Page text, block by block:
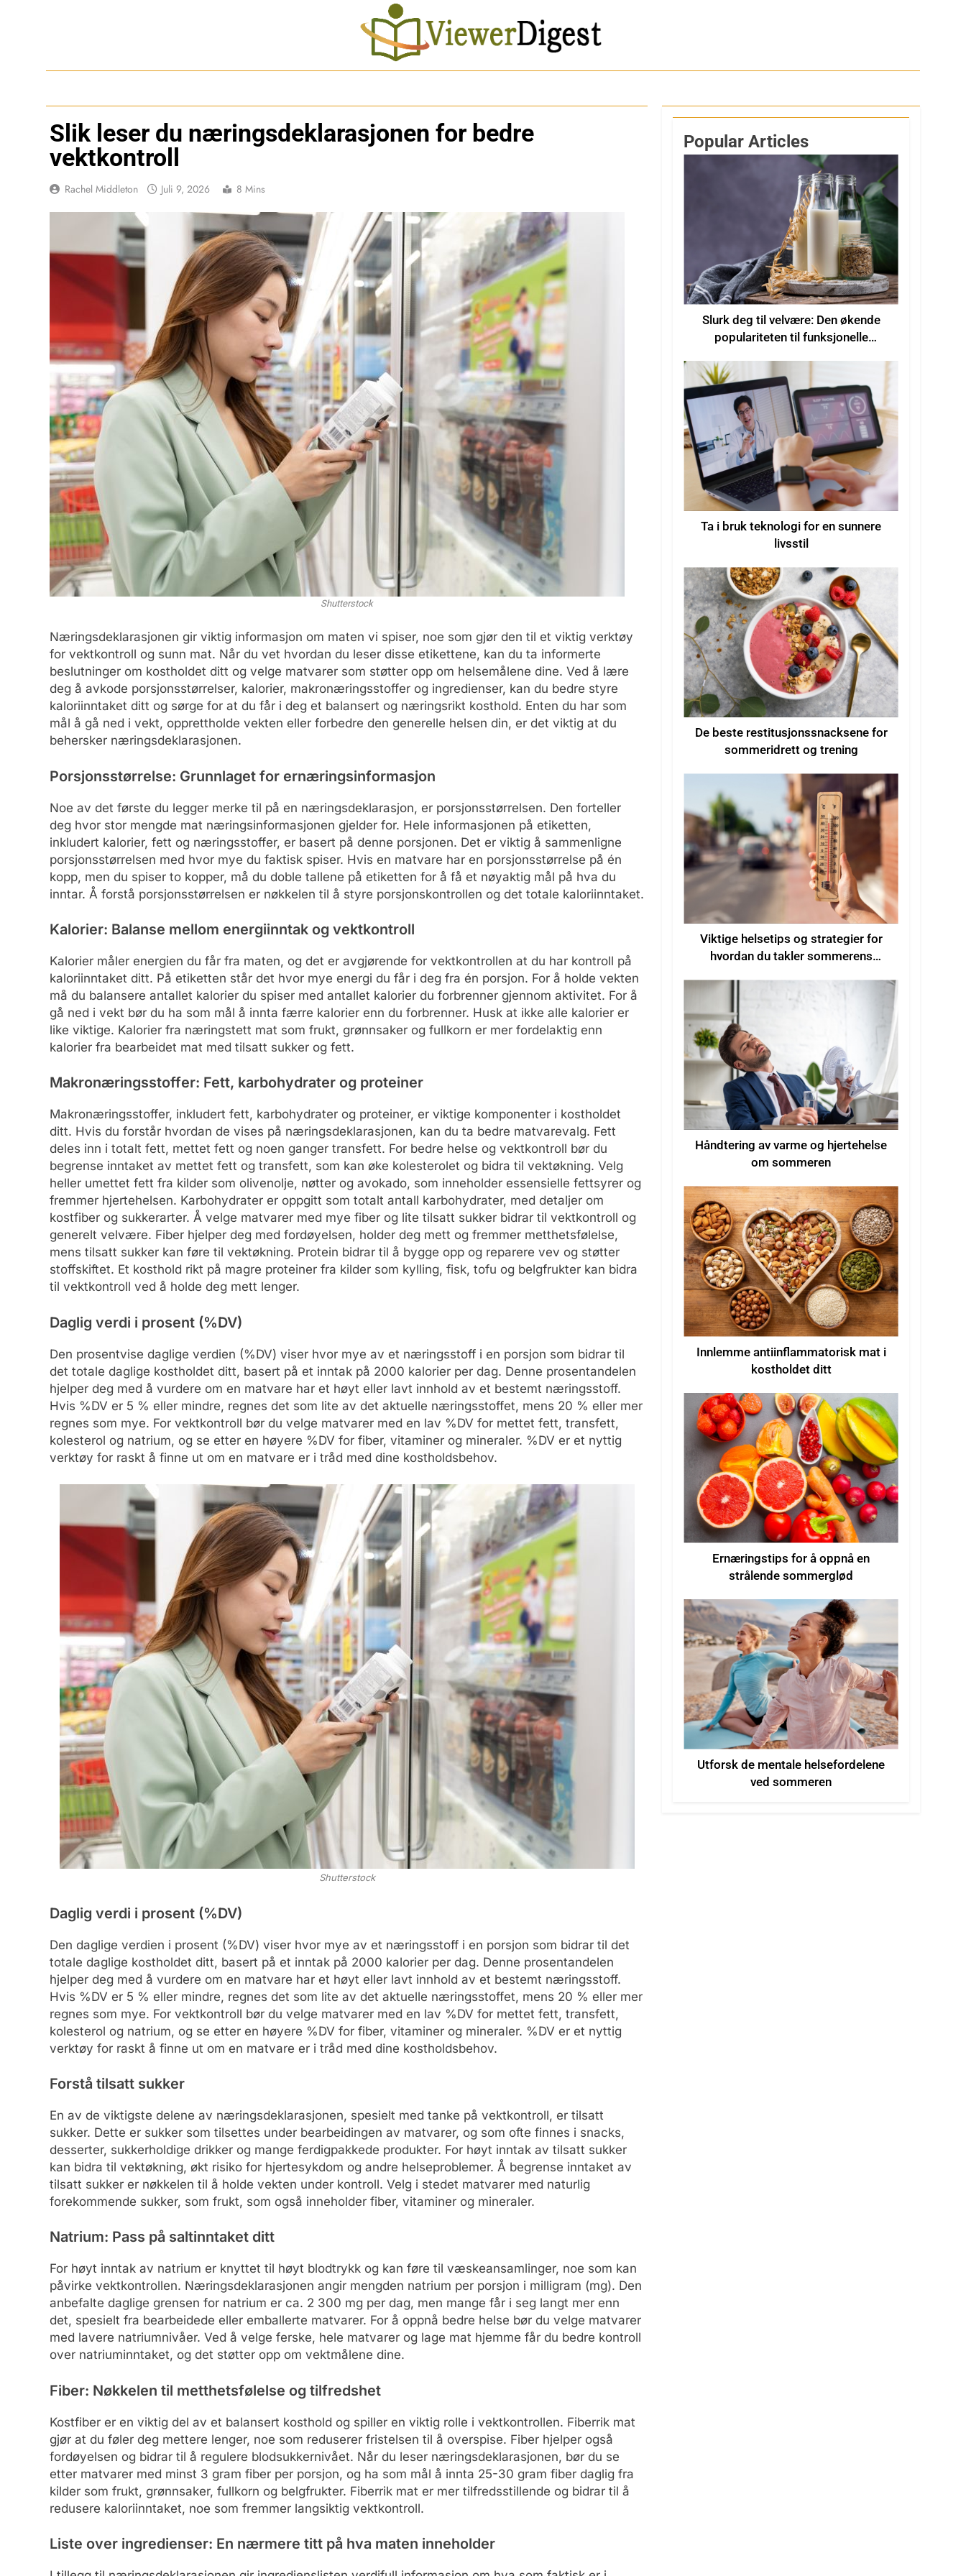
Slik leser du næringsdeklarasjonen for bedre
vektkontroll
Rachel Middleton Juli 9, 2026 8 Mins
Shutterstock
Næringsdeklarasjonen gir viktig informasjon om maten vi spiser, noe som gjør den til et viktig verktøy
for vektkontroll og sunn mat. Når du vet hvordan du leser disse etikettene, kan du ta informerte
beslutninger om kostholdet ditt og velge matvarer som støtter opp om helsemålene dine. Ved å lære
deg å avkode porsjonsstørrelser, kalorier, makronæringsstoffer og ingredienser, kan du bedre styre
kaloriinntaket ditt og sørge for at du får i deg et balansert og næringsrikt kosthold. Enten du har som
mål å gå ned i vekt, opprettholde vekten eller forbedre den generelle helsen din, er det viktig at du
behersker næringsdeklarasjonen.
Porsjonsstørrelse: Grunnlaget for ernæringsinformasjon
Noe av det første du legger merke til på en næringsdeklarasjon, er porsjonsstørrelsen. Den forteller
deg hvor stor mengde mat næringsinformasjonen gjelder for. Hele informasjonen på etiketten,
inkludert kalorier, fett og næringsstoffer, er basert på denne porsjonen. Det er viktig å sammenligne
porsjonsstørrelsen med hvor mye du faktisk spiser. Hvis en matvare har en porsjonsstørrelse på én
kopp, men du spiser to kopper, må du doble tallene på etiketten for å få et nøyaktig mål på hva du
inntar. Å forstå porsjonsstørrelsen er nøkkelen til å styre porsjonskontrollen og det totale kaloriinntaket.
Kalorier: Balanse mellom energiinntak og vektkontroll
Kalorier måler energien du får fra maten, og det er avgjørende for vektkontrollen at du har kontroll på
kaloriinntaket ditt. På etiketten står det hvor mye energi du får i deg fra én porsjon. For å holde vekten
må du balansere antallet kalorier du spiser med antallet kalorier du forbrenner gjennom aktivitet. For å
gå ned i vekt bør du ha som mål å innta færre kalorier enn du forbrenner. Husk at ikke alle kalorier er
like viktige. Kalorier fra næringstett mat som frukt, grønnsaker og fullkorn er mer fordelaktig enn
kalorier fra bearbeidet mat med tilsatt sukker og fett.
Makronæringsstoffer: Fett, karbohydrater og proteiner
Makronæringsstoffer, inkludert fett, karbohydrater og proteiner, er viktige komponenter i kostholdet
ditt. Hvis du forstår hvordan de vises på næringsdeklarasjonen, kan du ta bedre matvarevalg. Fett
deles inn i totalt fett, mettet fett og noen ganger transfett. For bedre helse og vektkontroll bør du
begrense inntaket av mettet fett og transfett, som kan øke kolesterolet og bidra til vektøkning. Velg
heller umettet fett fra kilder som olivenolje, nøtter og avokado, som inneholder essensielle fettsyrer og
fremmer hjertehelsen. Karbohydrater er oppgitt som totalt antall karbohydrater, med detaljer om
kostfiber og sukkerarter. Å velge matvarer med mye fiber og lite tilsatt sukker bidrar til vektkontroll og
generelt velvære. Fiber hjelper deg med fordøyelsen, holder deg mett og fremmer metthetsfølelse,
mens tilsatt sukker kan føre til vektøkning. Protein bidrar til å bygge opp og reparere vev og støtter
stoffskiftet. Et kosthold rikt på magre proteiner fra kilder som kylling, fisk, tofu og belgfrukter kan bidra
til vektkontroll ved å holde deg mett lenger.
Daglig verdi i prosent (%DV)
Den prosentvise daglige verdien (%DV) viser hvor mye av et næringsstoff i en porsjon som bidrar til
det totale daglige kostholdet ditt, basert på et inntak på 2000 kalorier per dag. Denne prosentandelen
hjelper deg med å vurdere om en matvare har et høyt eller lavt innhold av et bestemt næringsstoff.
Hvis %DV er 5 % eller mindre, regnes det som lite av det aktuelle næringsstoffet, mens 20 % eller mer
regnes som mye. For vektkontroll bør du velge matvarer med en lav %DV for mettet fett, transfett,
kolesterol og natrium, og se etter en høyere %DV for fiber, vitaminer og mineraler. %DV er et nyttig
verktøy for raskt å finne ut om en matvare er i tråd med dine kostholdsbehov.
Shutterstock
Daglig verdi i prosent (%DV)
Den daglige verdien i prosent (%DV) viser hvor mye av et næringsstoff i en porsjon som bidrar til det
totale daglige kostholdet ditt, basert på et inntak på 2000 kalorier per dag. Denne prosentandelen
hjelper deg med å vurdere om en matvare har et høyt eller lavt innhold av et bestemt næringsstoff.
Hvis %DV er 5 % eller mindre, regnes det som lite av det aktuelle næringsstoffet, mens 20 % eller mer
regnes som mye. For vektkontroll bør du velge matvarer med en lav %DV for mettet fett, transfett,
kolesterol og natrium, og se etter en høyere %DV for fiber, vitaminer og mineraler. %DV er et nyttig
verktøy for raskt å finne ut om en matvare er i tråd med dine kostholdsbehov.
Forstå tilsatt sukker
En av de viktigste delene av næringsdeklarasjonen, spesielt med tanke på vektkontroll, er tilsatt
sukker. Dette er sukker som tilsettes under bearbeidingen av matvarer, og som ofte finnes i snacks,
desserter, sukkerholdige drikker og mange ferdigpakkede produkter. For høyt inntak av tilsatt sukker
kan bidra til vektøkning, økt risiko for hjertesykdom og andre helseproblemer. Å begrense inntaket av
tilsatt sukker er nøkkelen til å holde vekten under kontroll. Velg i stedet matvarer med naturlig
forekommende sukker, som frukt, som også inneholder fiber, vitaminer og mineraler.
Natrium: Pass på saltinntaket ditt
For høyt inntak av natrium er knyttet til høyt blodtrykk og kan føre til væskeansamlinger, noe som kan
påvirke vektkontrollen. Næringsdeklarasjonen angir mengden natrium per porsjon i milligram (mg). Den
anbefalte daglige grensen for natrium er ca. 2 300 mg per dag, men mange får i seg langt mer enn
det, spesielt fra bearbeidede eller emballerte matvarer. For å oppnå bedre helse bør du velge matvarer
med lavere natriumnivåer. Ved å velge ferske, hele matvarer og lage mat hjemme får du bedre kontroll
over natriuminntaket, og det støtter opp om vektmålene dine.
Fiber: Nøkkelen til metthetsfølelse og tilfredshet
Kostfiber er en viktig del av et balansert kosthold og spiller en viktig rolle i vektkontrollen. Fiberrik mat
gjør at du føler deg mettere lenger, noe som reduserer fristelsen til å overspise. Fiber hjelper også
fordøyelsen og bidrar til å regulere blodsukkernivået. Når du leser næringsdeklarasjonen, bør du se
etter matvarer med minst 3 gram fiber per porsjon, og ha som mål å innta 25-30 gram fiber daglig fra
kilder som frukt, grønnsaker, fullkorn og belgfrukter. Fiberrik mat er mer tilfredsstillende og bidrar til å
redusere kaloriinntaket, noe som fremmer langsiktig vektkontroll.
Liste over ingredienser: En nærmere titt på hva maten inneholder
Popular Articles
Slurk deg til velvære: Den økende
populariteten til funksjonelle
Ta i bruk teknologi for en sunnere
livsstil
De beste restitusjonssnacksene for
sommeridrett og trening
Viktige helsetips og strategier for
hvordan du takler sommerens
Håndtering av varme og hjertehelse
om sommeren
Innlemme antiinflammatorisk mat i
kostholdet ditt
Ernæringstips for å oppnå en
strålende sommerglød
Utforsk de mentale helsefordelene
ved sommeren